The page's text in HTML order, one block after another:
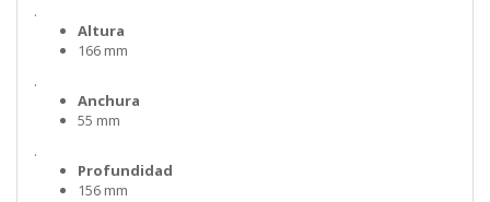
.
Altura
166 mm
.
Anchura
55 mm
.
Profundidad
156 mm